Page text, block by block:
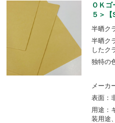
ＯＫゴ
５＞【
半晒ク
半晒ク
したク
独特の
メーカ
表面：
用途：
装用途